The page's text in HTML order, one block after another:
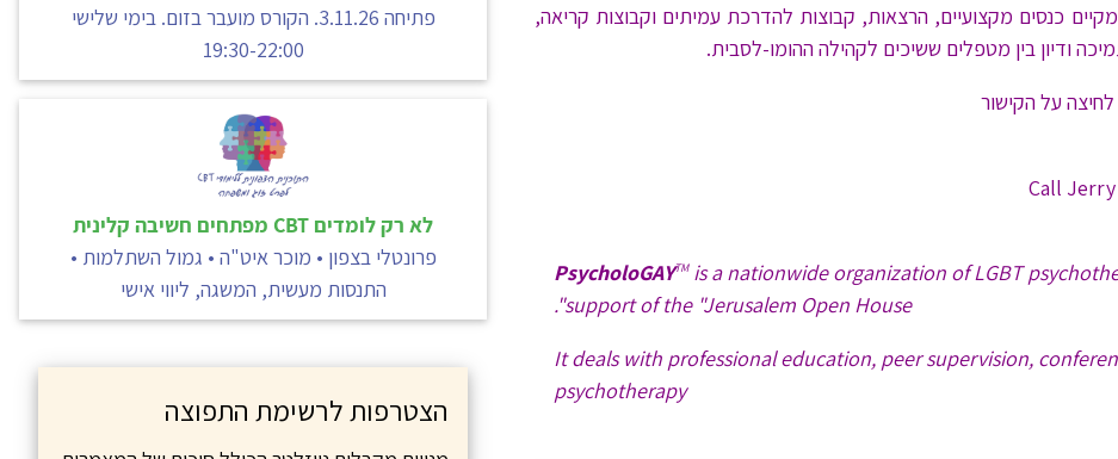
כנסים מקצועיים, הרצאות, קבוצות להדרכת עמיתים וקבוצות קריאה,
על הקישור
PsycholoGAYTMis a nationwide organization of LGBT
support of the "Jerusalem Open House".
It deals with professional education, peer supervision,
psychotherapy
פתיחה 3.11.26. הקורס מועבר בזום. בימי שלישי
19:30-22:00
לא רק לומדים CBT מפתחים חשיבה קלינית
פרונטלי בצפון • מוכר איט"ה • גמול השתלמות •
התנסות מעשית, המשגה, ליווי אישי
הצטרפות לרשימת התפוצה